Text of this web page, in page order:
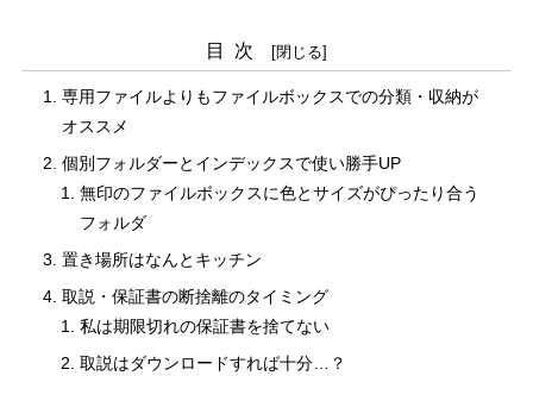
目次
専用ファイルよりもファイルボックスでの分類・収納が
オススメ
個別フォルダーとインデックスで使い勝手UP
無印のファイルボックスに色とサイズがぴったり合う
フォルダ
置き場所はなんとキッチン
取説・保証書の断捨離のタイミング
私は期限切れの保証書を捨てない
取説はダウンロードすれば十分…？